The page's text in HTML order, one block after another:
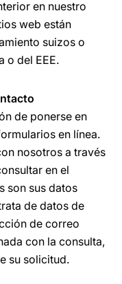
en nuestro
web están
suizos o
o del EEE.
de ponerse en
en línea.
nosotros a través
en el
son sus datos
de datos de
de correo
con la consulta,
su solicitud.